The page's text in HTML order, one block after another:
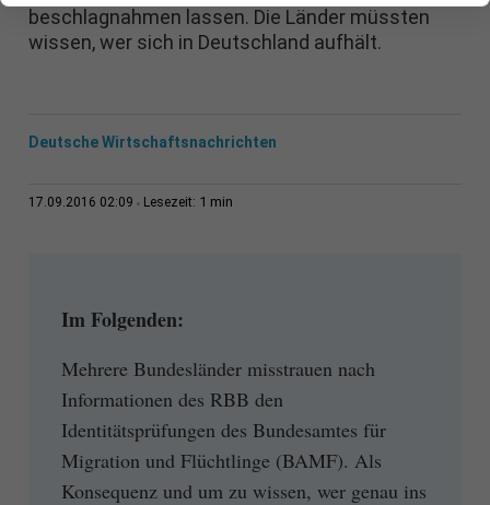
beschlagnahmen lassen. Die Länder müssten
wissen, wer sich in Deutschland aufhält.
Deutsche Wirtschaftsnachrichten
17.09.2016 02:09 Lesezeit: 1 min
Im Folgenden:
Mehrere Bundesländer misstrauen nach
Informationen des RBB den
Identitätsprüfungen des Bundesamtes für
Migration und Flüchtlinge (BAMF). Als
Konsequenz und um zu wissen, wer genau ins